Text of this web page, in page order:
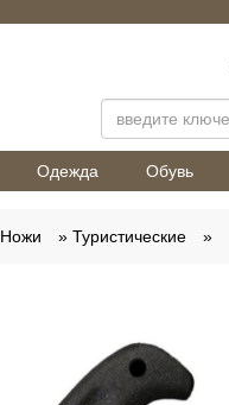
Одежда Обувь
Ножи Туристические